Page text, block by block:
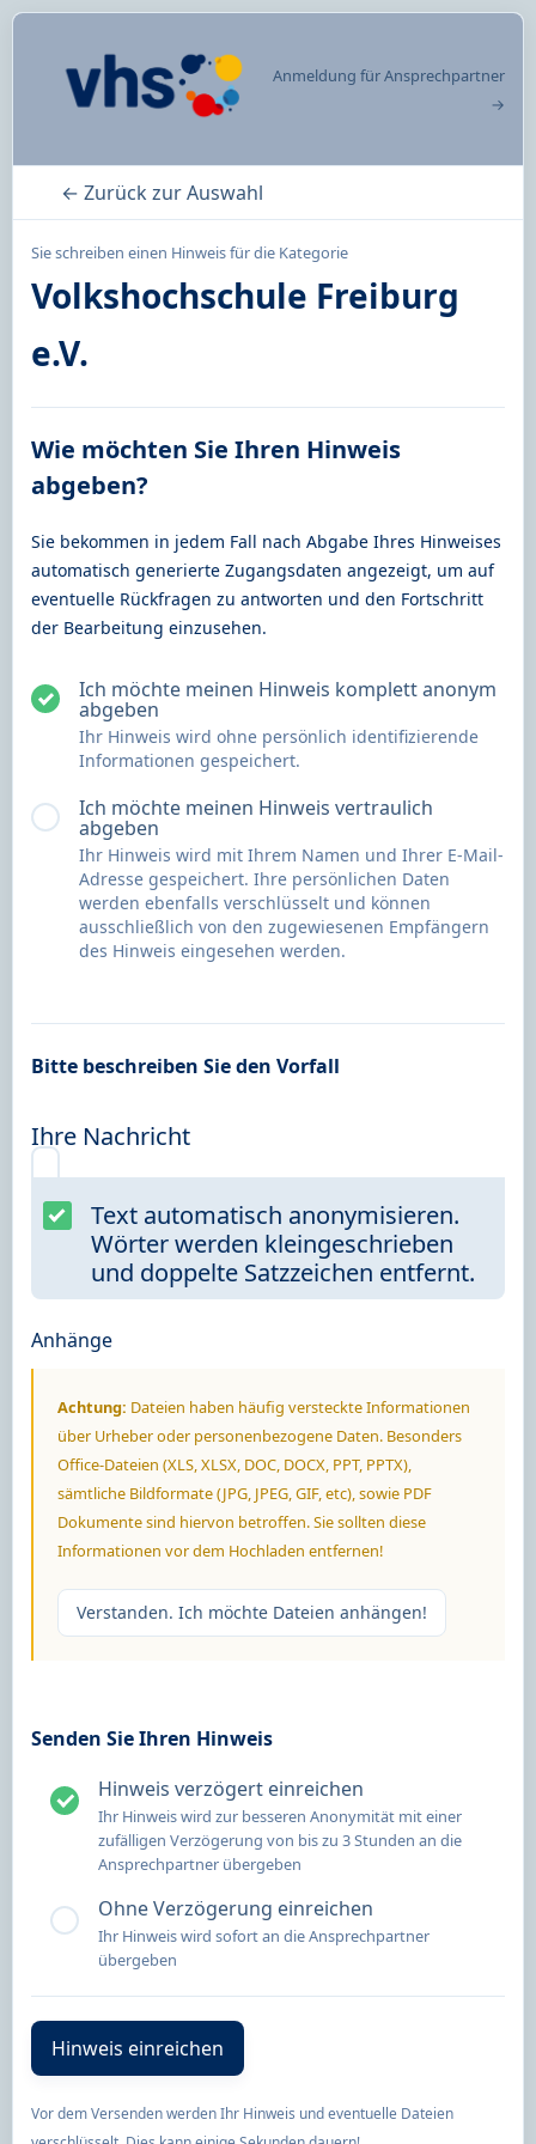
Anmeldung für Ansprechpartner
→
← Zurück zur Auswahl
Sie schreiben einen Hinweis für die Kategorie
Volkshochschule Freiburg
e.V.
Wie möchten Sie Ihren Hinweis
abgeben?
Sie bekommen in jedem Fall nach Abgabe Ihres Hinweises
automatisch generierte Zugangsdaten angezeigt, um auf
eventuelle Rückfragen zu antworten und den Fortschritt
der Bearbeitung einzusehen.
Ich möchte meinen Hinweis komplett anonym
abgeben
Ihr Hinweis wird ohne persönlich identifizierende
Informationen gespeichert.
Ich möchte meinen Hinweis vertraulich
abgeben
Ihr Hinweis wird mit Ihrem Namen und Ihrer E-Mail-
Adresse gespeichert. Ihre persönlichen Daten
werden ebenfalls verschlüsselt und können
ausschließlich von den zugewiesenen Empfängern
des Hinweis eingesehen werden.
Bitte beschreiben Sie den Vorfall
Ihre Nachricht
Text automatisch anonymisieren.
Wörter werden kleingeschrieben
und doppelte Satzzeichen entfernt.
Anhänge
Achtung: Dateien haben häufig versteckte Informationen
über Urheber oder personenbezogene Daten. Besonders
Office-Dateien (XLS, XLSX, DOC, DOCX, PPT, PPTX),
sämtliche Bildformate (JPG, JPEG, GIF, etc), sowie PDF
Dokumente sind hiervon betroffen. Sie sollten diese
Informationen vor dem Hochladen entfernen!
Verstanden. Ich möchte Dateien anhängen!
Senden Sie Ihren Hinweis
Hinweis verzögert einreichen
Ihr Hinweis wird zur besseren Anonymität mit einer
zufälligen Verzögerung von bis zu 3 Stunden an die
Ansprechpartner übergeben
Ohne Verzögerung einreichen
Ihr Hinweis wird sofort an die Ansprechpartner
übergeben
Vor dem Versenden werden Ihr Hinweis und eventuelle Dateien